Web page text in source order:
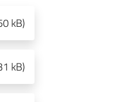
kB)
kB)